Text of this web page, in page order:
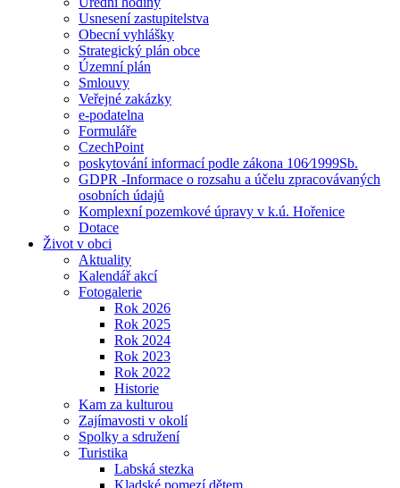
Usnesení zastupitelstva
Obecní vyhlášky
Strategický plán obce
Územní plán
Smlouvy
Veřejné zakázky
e-podatelna
Formuláře
CzechPoint
poskytování informací podle zákona 106⁄1999Sb.
GDPR -Informace o rozsahu a účelu zpracovávaných
osobních údajů
Komplexní pozemkové úpravy v k.ú. Hořenice
Dotace
Život v obci
Aktuality
Kalendář akcí
Fotogalerie
Rok 2026
Rok 2025
Rok 2024
Rok 2023
Rok 2022
Historie
Kam za kulturou
Zajímavosti v okolí
Spolky a sdružení
Turistika
Labská stezka
Kladské pomezí dětem